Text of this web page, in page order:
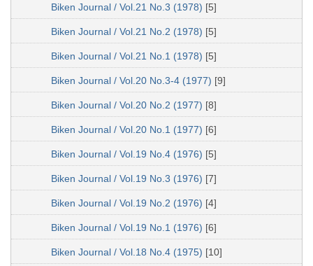
Biken Journal / Vol.21 No.3 (1978) [5]
Biken Journal / Vol.21 No.2 (1978) [5]
Biken Journal / Vol.21 No.1 (1978) [5]
Biken Journal / Vol.20 No.3-4 (1977) [9]
Biken Journal / Vol.20 No.2 (1977) [8]
Biken Journal / Vol.20 No.1 (1977) [6]
Biken Journal / Vol.19 No.4 (1976) [5]
Biken Journal / Vol.19 No.3 (1976) [7]
Biken Journal / Vol.19 No.2 (1976) [4]
Biken Journal / Vol.19 No.1 (1976) [6]
Biken Journal / Vol.18 No.4 (1975) [10]